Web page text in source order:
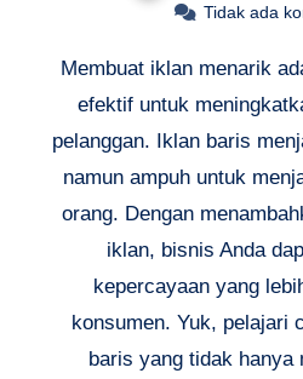
Tidak ada
Membuat iklan menarik
efektif untuk
pelanggan. Iklan baris
namun ampuh untuk
orang. Dengan
iklan, bisnis Anda
kepercayaan yang
konsumen. Yuk, pelajari
baris yang tidak hanya